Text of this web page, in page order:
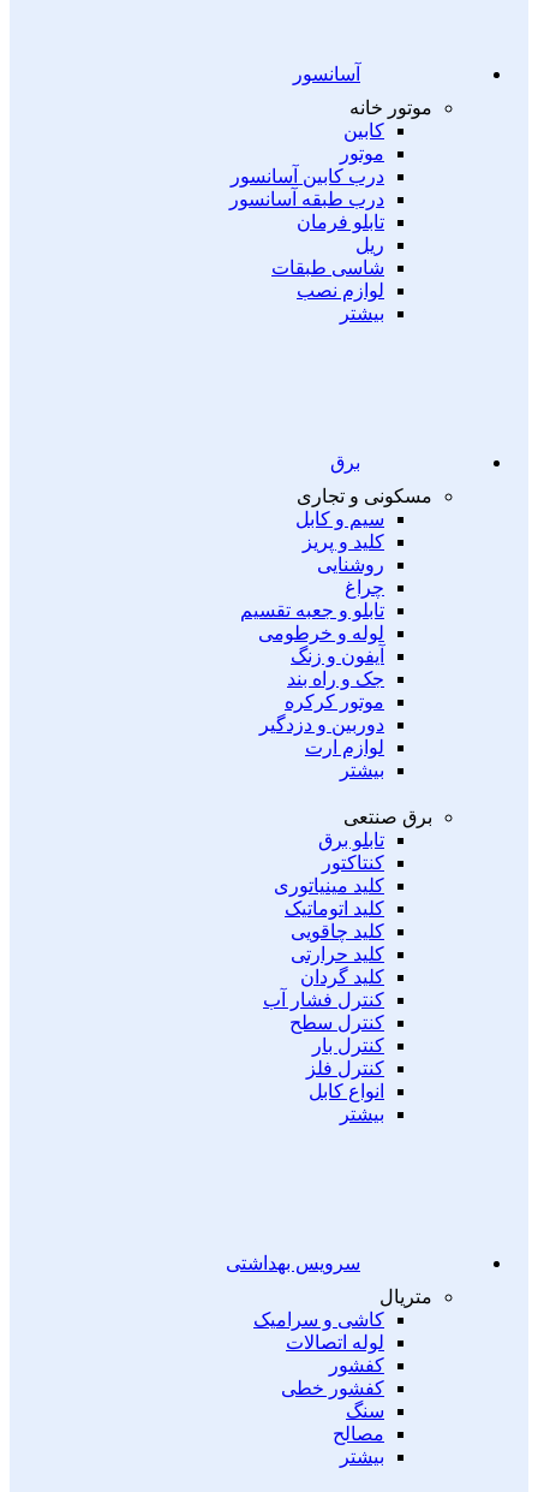
آسانسور
موتور خانه
کابین
موتور
درب کابین آسانسور
درب طبقه آسانسور
تابلو فرمان
ریل
شاسی طبقات
لوازم نصب
بیشتر
برق
مسکونی و تجاری
سیم و کابل
کلید و پریز
روشنایی
چراغ
تابلو و جعبه تقسیم
لوله و خرطومی
آیفون و زنگ
جک و راه بند
موتور کرکره
دوربین و دزدگیر
لوازم ارت
بیشتر
برق صنتعی
تابلو برق
کنتاکتور
کلید مینیاتوری
کلید اتوماتیک
کلید چاقویی
کلید حرارتی
کلید گردان
کنترل فشار آب
کنترل سطح
کنترل بار
کنترل فلز
انواع کابل
بیشتر
سرویس بهداشتی
متریال
کاشی و سرامیک
لوله اتصالات
کفشور
کفشور خطی
سنگ
مصالح
بیشتر